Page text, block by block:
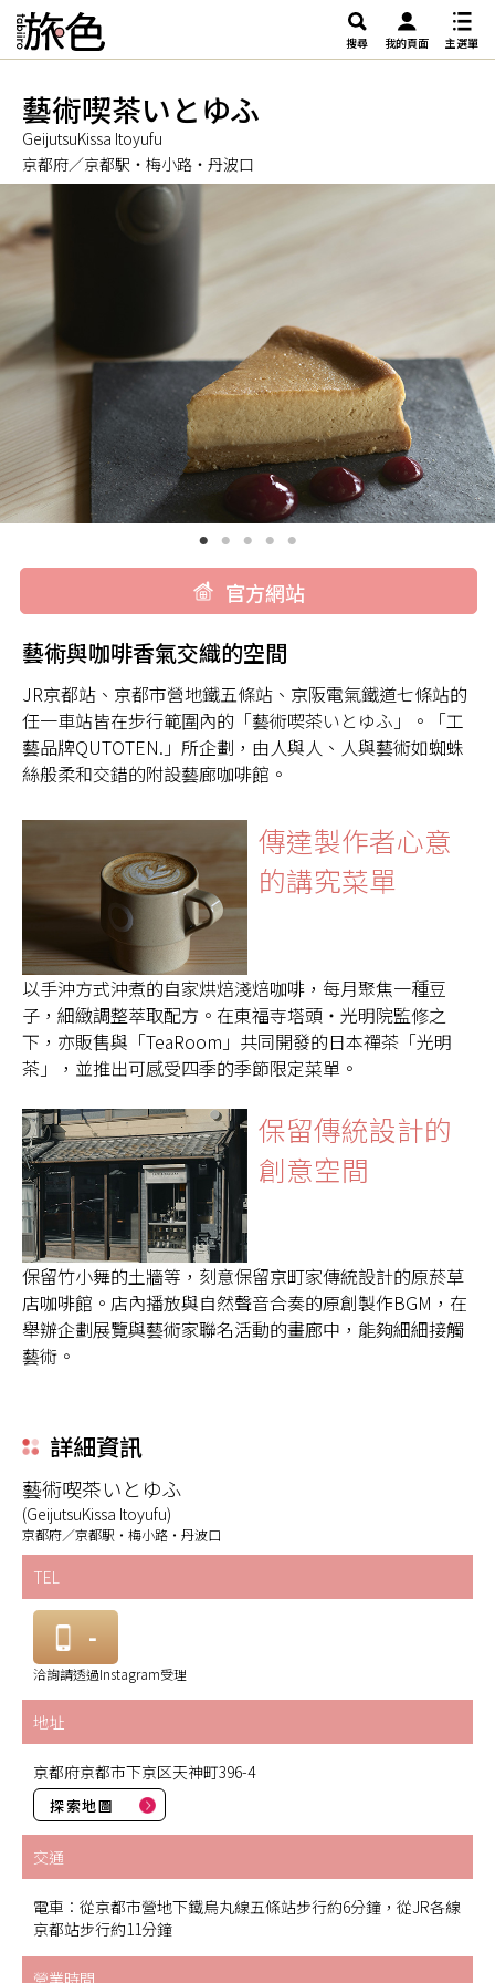
搜尋 我的頁面 主選單
藝術喫茶いとゆふ
GeijutsuKissa Itoyufu
京都府／京都駅・梅小路・丹波口
官方網站
藝術與咖啡香氣交織的空間
JR京都站、京都市營地鐵五條站、京阪電氣鐵道七條站的
任一車站皆在步行範圍內的「藝術喫茶いとゆふ」。「工
藝品牌QUTOTEN.」所企劃，由人與人、人與藝術如蜘蛛
絲般柔和交錯的附設藝廊咖啡館。
傳達製作者心意
的講究菜單
以手沖方式沖煮的自家烘焙淺焙咖啡，每月聚焦一種豆
子，細緻調整萃取配方。在東福寺塔頭・光明院監修之
下，亦販售與「TeaRoom」共同開發的日本禪茶「光明
茶」，並推出可感受四季的季節限定菜單。
保留傳統設計的
創意空間
保留竹小舞的土牆等，刻意保留京町家傳統設計的原菸草
店咖啡館。店內播放與自然聲音合奏的原創製作BGM，在
舉辦企劃展覽與藝術家聯名活動的畫廊中，能夠細細接觸
藝術。
詳細資訊
藝術喫茶いとゆふ
(GeijutsuKissa Itoyufu)
京都府／京都駅・梅小路・丹波口
TEL
-
洽詢請透過Instagram受理
地址
京都府京都市下京区天神町396-4
探索地圖
交通
電車：從京都市營地下鐵烏丸線五條站步行約6分鐘，從JR各線
京都站步行約11分鐘